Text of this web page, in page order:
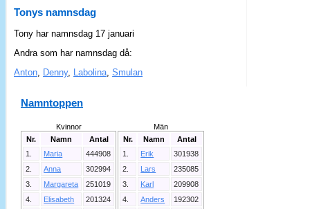
Tonys namnsdag
Tony har namnsdag 17 januari
Andra som har namnsdag då:
Anton
Denny, Labolina ,Smulan
Namntoppen
Kvinnor
Nr.
Namn
Antal
1.
Maria
444908
2.
Anna
302994
3.
Margareta
251019
4.
Elisabeth
201324
Män
Nr.
Namn
Antal
1.
Erik
301938
2.
Lars
235085
3.
Karl
209908
4.
Anders
192302